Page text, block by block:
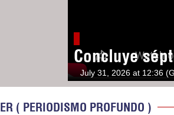
Concluye
July 31, 2026 at 12:36
( PERIODISMO PROFUNDO )